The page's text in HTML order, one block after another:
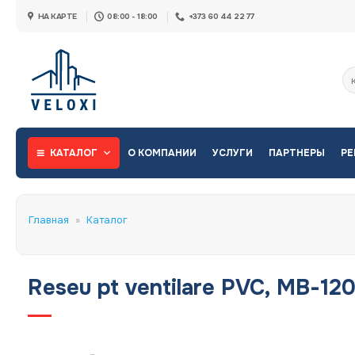
НА КАРТЕ 08:00 - 18:00 +373 60 44 22 77
КАТАЛОГ О КОМПАНИИ УСЛУГИ ПАРТНЕРЫ
Главная » Каталог
Reseu pt ventilare PVC, MB-